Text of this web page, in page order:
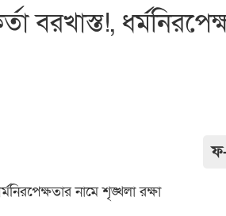
বরখাস্ত!,